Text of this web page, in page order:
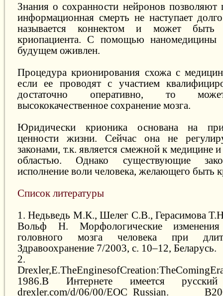
Знания о сохранности нейронов позволяют
информационная смерть не наступает
называется коннектом и может быть
криопациента. С помощью
будущем оживлен.
Процедура крионирования схожа с
если ее проводят с участием
достаточно оперативно, то
высококачественное сохранение мозга.
Юридически крионика основана на
ценности жизни. Сейчас она не
законами, т.к. является смежной к медицине
областью. Однако существующие
исполнение воли человека, желающего быть
Список литературы
1. Недьведь М.К., Шелег С.В., Герасимова
Вольф Н. Морфологические
головного мозга человека при
Здравоохранение 7/2003, с. 10–12, Беларусь.
2.
1986.В Интернете имеется русский
drexler.com/d/06/00/EOC_Russian.